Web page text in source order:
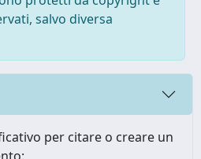
salvo diversa
per citare o creare un